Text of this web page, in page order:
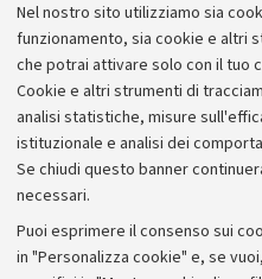
Nel nostro sito utilizziamo sia
funzionamento, sia cookie e altri
che potrai attivare solo con il tuo
Cookie e altri strumenti di
analisi statistiche, misure
istituzionale e analisi dei
Se chiudi questo banner
necessari.
Puoi esprimere il consenso sui
in "Personalizza cookie" e, se